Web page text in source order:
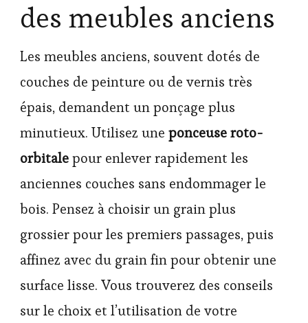
des meubles anciens
Les meubles anciens, souvent dotés de
couches de peinture ou de vernis très
épais, demandent un ponçage plus
minutieux. Utilisez une ponceuse roto-
orbitalepour enlever rapidement les
anciennes couches sans endommager le
bois. Pensez à choisir un grain plus
grossier pour les premiers passages, puis
affinez avec du grain fin pour obtenir une
surface lisse. Vous trouverez des conseils
sur le choix et l’utilisation de votre